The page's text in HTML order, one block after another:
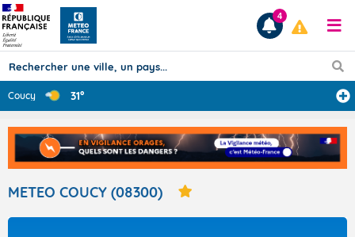
Prévisions
TOUS LES RÉSULTATS
Articles
4
Coucy 31°
METEO COUCY (08300)